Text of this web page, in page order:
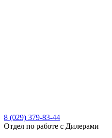
8 (029) 379-83-44
Отдел по работе с Дилерами